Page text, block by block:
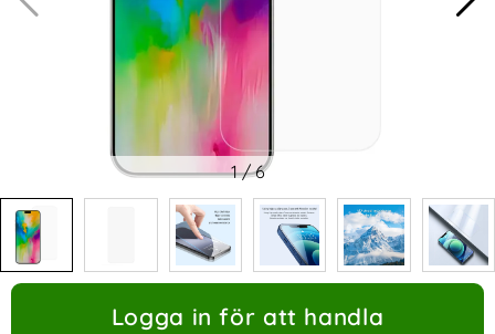
1/6
Logga in för att handla